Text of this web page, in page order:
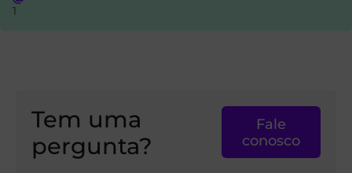
1
Tem uma
pergunta?
Fale
conosco